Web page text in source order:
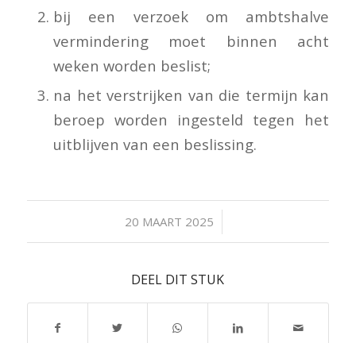
bij een verzoek om ambtshalve
vermindering moet binnen acht
weken worden beslist;
na het verstrijken van die termijn kan
beroep worden ingesteld tegen het
uitblijven van een beslissing.
20 MAART 2025
/
DEEL DIT STUK